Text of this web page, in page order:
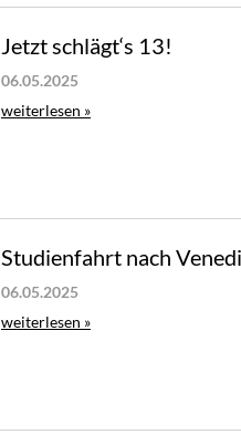
Jetzt schlägt‘s 13!
06.05.2025
weiterlesen »
Studienfahrt nach
06.05.2025
weiterlesen »